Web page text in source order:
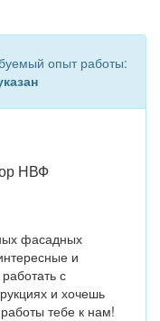
опыт работы:
НВФ
фасадных
и
с
и хочешь
тебе к нам!